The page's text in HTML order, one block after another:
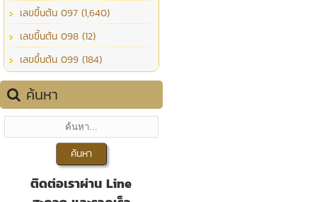
เลขขึ้นต้น 097 (1,640)
เลขขึ้นต้น 098 (12)
เลขขึ้นต้น 099 (184)
ค้นหา
ติดต่อเราผ่าน Line